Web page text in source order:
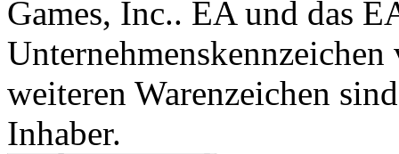
Games, Inc.. EA und das
weiteren Warenzeichen
Inhaber.